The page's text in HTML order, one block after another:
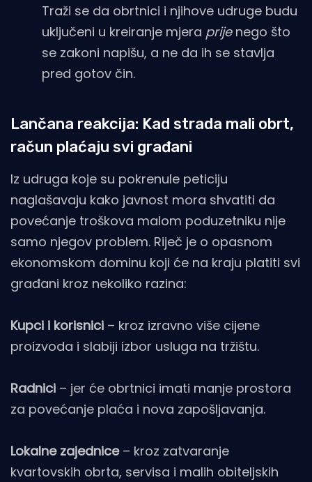
Traži se da obrtnici i njihove udruge budu
uključeni u kreiranje mjera prijenego što
se zakoni napišu, a ne da ih se stavlja
pred gotov čin.
Lančana reakcija: Kad strada mali obrt,
račun plaćaju svi građani
Iz udruga koje su pokrenule peticiju
naglašavaju kako javnost mora shvatiti da
povećanje troškova malom poduzetniku nije
samo njegov problem. Riječ je o opasnom
ekonomskom dominu koji će na kraju platiti svi
građani kroz nekoliko razina:
Kupci i korisnici – kroz izravno više cijene
proizvoda i slabiji izbor usluga na tržištu.
Radnici – jer će obrtnici imati manje prostora
za povećanje plaća i nova zapošljavanja.
Lokalne zajednice– kroz zatvaranje
kvartovskih obrta, servisa i malih obiteljskih